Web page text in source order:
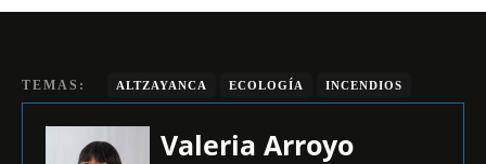
TEMAS: ALTZAYANCA ECOLOGÍA INCENDIOS
Valeria Arroyo